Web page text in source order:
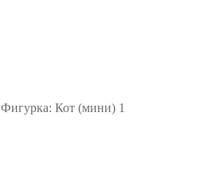
Фигурка: Кот (мини) 1